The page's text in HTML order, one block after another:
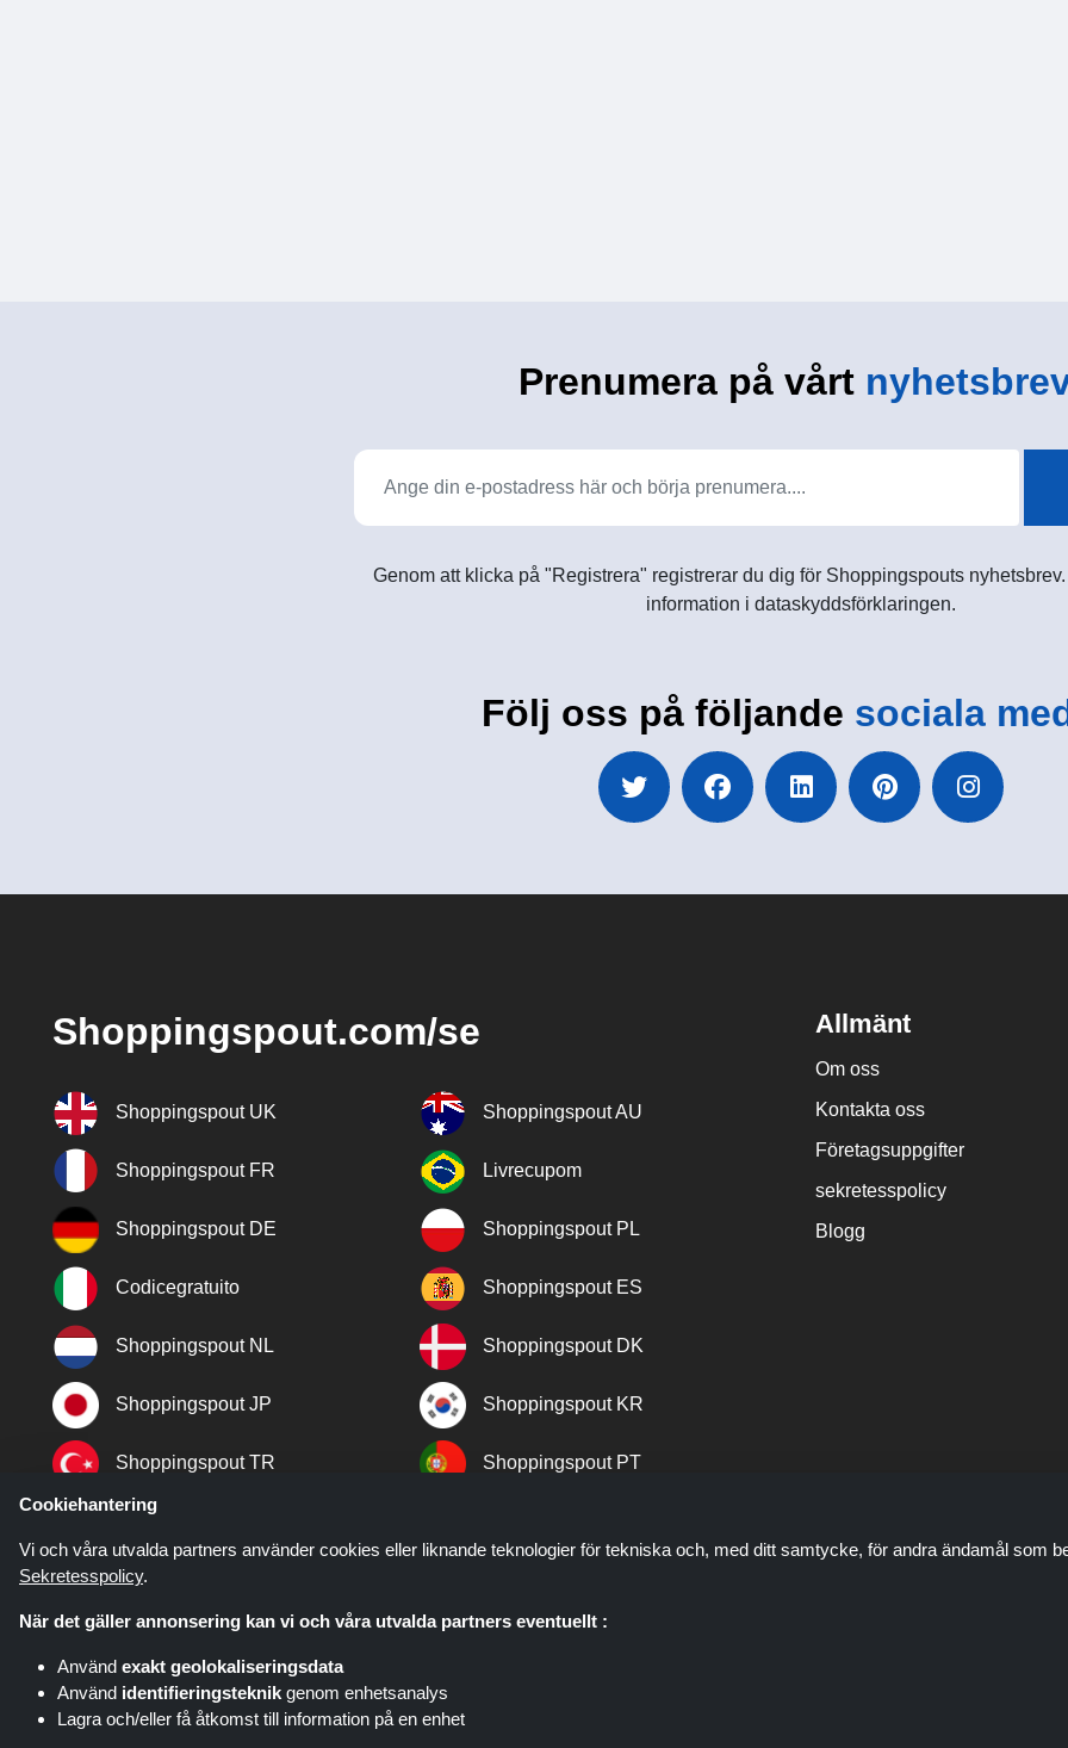
Prenumera på vårt
Genom att klicka på "Registrera" registrerar du dig för Shoppingspouts
information i dataskyddsförklaringen.
Följ oss på följande sociala
Shoppingspout.com/se
Shoppingspout UK Shoppingspout AU
Shoppingspout FR Livrecupom
Shoppingspout DE Shoppingspout PL
Codicegratuito Shoppingspout ES
Shoppingspout NL Shoppingspout DK
Shoppingspout JP Shoppingspout KR
Shoppingspout TR Shoppingspout PT
Shoppingspout NO
Allmänt
Om oss
Kontakta oss
Företagsuppgifter
sekretesspolicy
Blogg
Shoppingspout.com/se är en webbplats som presenterar erbjudanden, rabatter och kuponger; dessa
Cookiehantering
Vi och våra utvalda partners använder cookies eller liknande teknologier för tekniska och, med ditt samtycke, för andra ändamål som
Sekretesspolicy.
När det gäller annonsering kan vi och våra utvalda partners eventuellt :
Använd exakt geolokaliseringsdata
Använd identifieringsteknik genom enhetsanalys
Lagra och/eller få åtkomst till information på en enhet